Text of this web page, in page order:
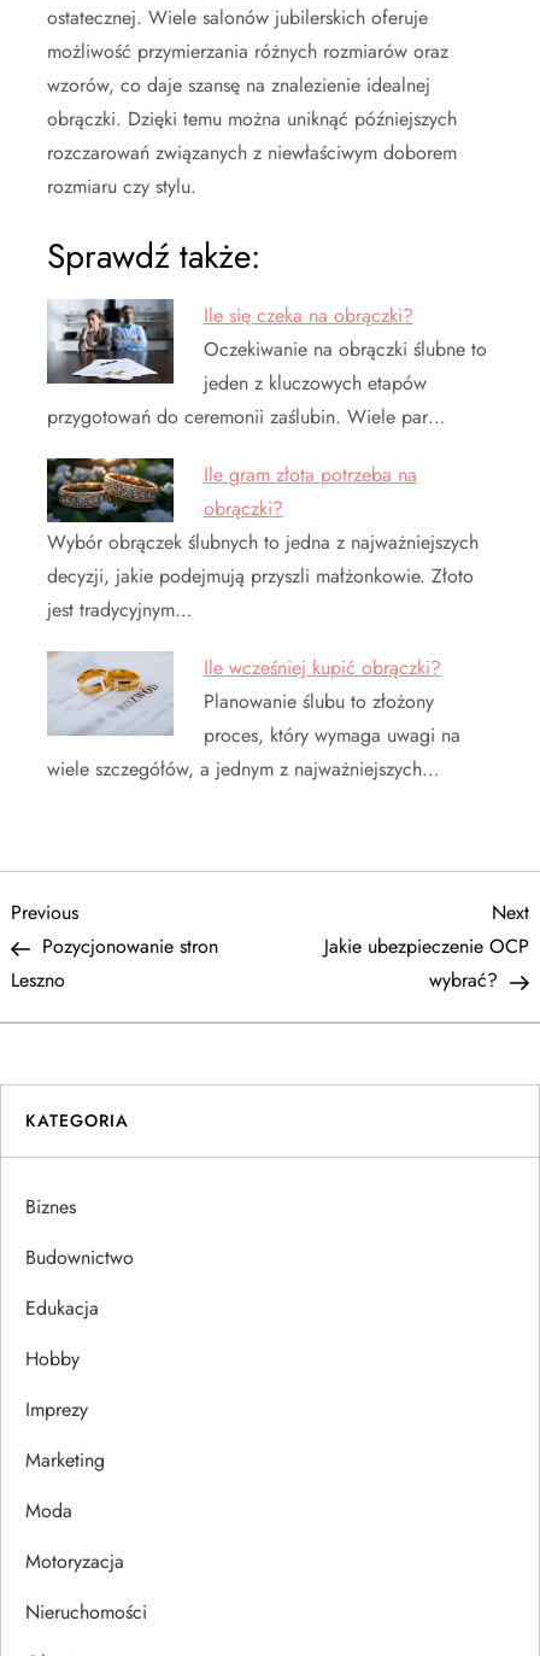
ostatecznej. Wiele salonów jubilerskich oferuje
możliwość przymierzania różnych rozmiarów oraz
wzorów, co daje szansę na znalezienie idealnej
obrączki. Dzięki temu można uniknąć późniejszych
rozczarowań związanych z niewłaściwym doborem
rozmiaru czy stylu.
Sprawdź także:
Ile się czeka na obrączki?
Oczekiwanie na obrączki ślubne to
jeden z kluczowych etapów
przygotowań do ceremonii zaślubin. Wiele par…
Ile gram złota potrzeba na
obrączki?
Wybór obrączek ślubnych to jedna z najważniejszych
decyzji, jakie podejmują przyszli małżonkowie. Złoto
jest tradycyjnym…
Ile wcześniej kupić obrączki?
Planowanie ślubu to złożony
proces, który wymaga uwagi na
wiele szczegółów, a jednym z najważniejszych…
N
a
w
i
g
a
c
a
w
p
Previous
Post
Previous
Pozycjonowanie stron
Leszno
Next
Jakie ubezpieczenie OCP
wybrać?
KATEGORIA
Biznes
Budownictwo
Edukacja
Hobby
Imprezy
Marketing
Moda
Motoryzacja
Nieruchomości